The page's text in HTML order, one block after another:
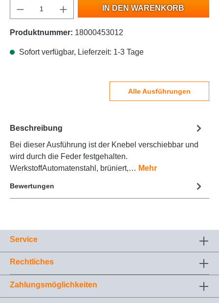
IN DEN WARENKORB
Produktnummer: 18000453012
Sofort verfügbar, Lieferzeit: 1-3 Tage
Alle Ausführungen
Beschreibung
Bei dieser Ausführung ist der Knebel verschiebbar und
wird durch die Feder festgehalten.
WerkstoffAutomatenstahl, brüniert,… Mehr
Bewertungen
Service
Rechtliches
Zahlungsmöglichkeiten